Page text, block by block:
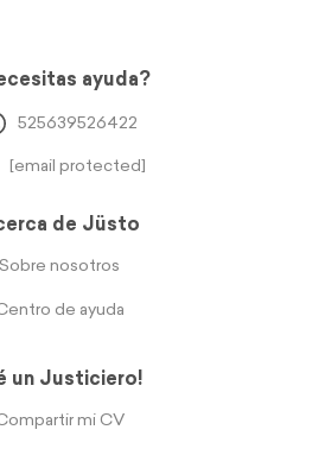
ayuda?
525639526422
[email protected]
de Jüsto
Sobre nosotros
de ayuda
un Justiciero!
mi CV